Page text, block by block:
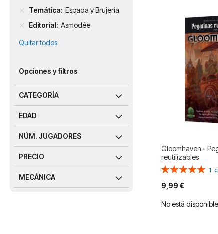
Gloomhaven -
reutilizables
Valoración:
1
9,99 €
No está disponible
Temática Espada y Brujería
Editorial Asmodée
Quitar todos
Opciones y filtros
CATEGORÍA
EDAD
NÚM. JUGADORES
PRECIO
MECÁNICA